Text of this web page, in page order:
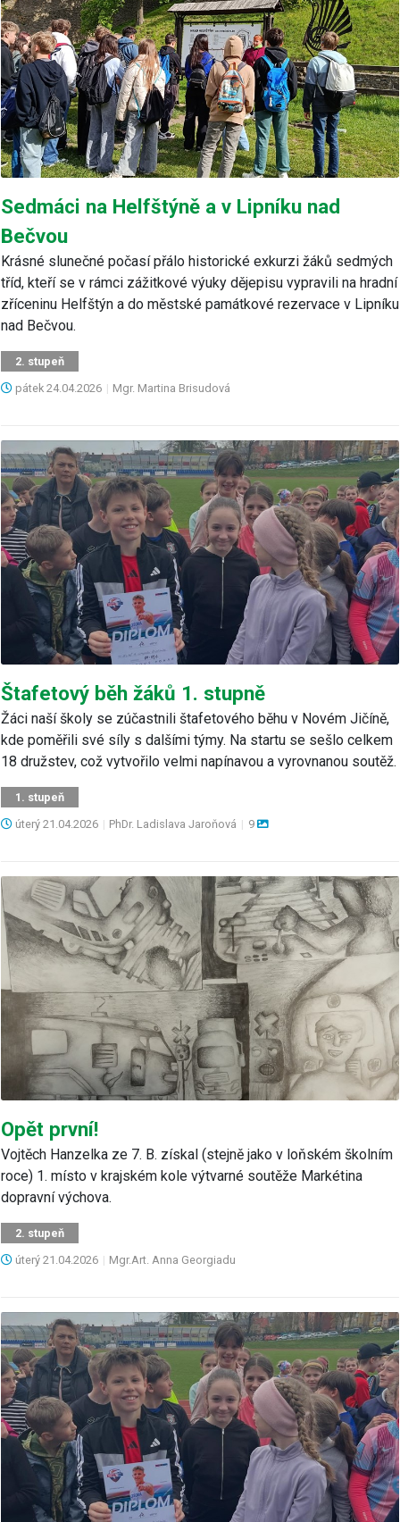
Sedmáci na Helfštýně a v Lipníku nad
Bečvou
Krásné slunečné počasí přálo historické exkurzi žáků sedmých
tříd, kteří se v rámci zážitkové výuky dějepisu vypravili na hradní
zříceninu Helfštýn a do městské památkové rezervace v Lipníku
nad Bečvou.
2. stupeň
pátek 24.04.2026 | Mgr. Martina Brisudová
Štafetový běh žáků 1. stupně
Žáci naší školy se zúčastnili štafetového běhu v Novém Jičíně,
kde poměřili své síly s dalšími týmy. Na startu se sešlo celkem
18 družstev, což vytvořilo velmi napínavou a vyrovnanou soutěž.
1. stupeň
úterý 21.04.2026 | PhDr. Ladislava Jaroňová | 9
Opět první!
Vojtěch Hanzelka ze 7. B. získal (stejně jako v loňském školním
roce) 1. místo v krajském kole výtvarné soutěže Markétina
dopravní výchova.
2. stupeň
úterý 21.04.2026 | Mgr.Art. Anna Georgiadu